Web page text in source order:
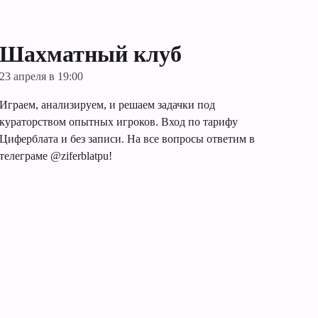
Шахматный клуб
23 апреля в 19:00
Играем, анализируем, и решаем задачки под
кураторством опытных игроков. Вход по тарифу
Циферблата и без записи. На все вопросы ответим в
телеграме @ziferblatpu!